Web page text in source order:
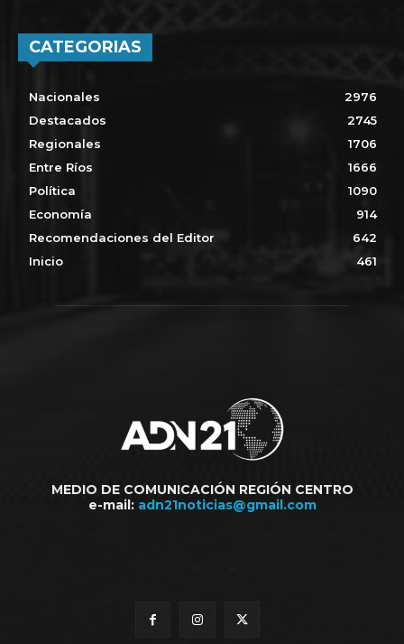
CATEGORIAS
Nacionales
2976
Destacados
2745
Regionales
1706
Entre Ríos
1666
Política
1090
Economía
914
Recomendaciones del Editor
642
Inicio
461
MEDIO DE COMUNICACIÓN REGIÓN CENTRO
e-mail: adn21noticias@gmail.com